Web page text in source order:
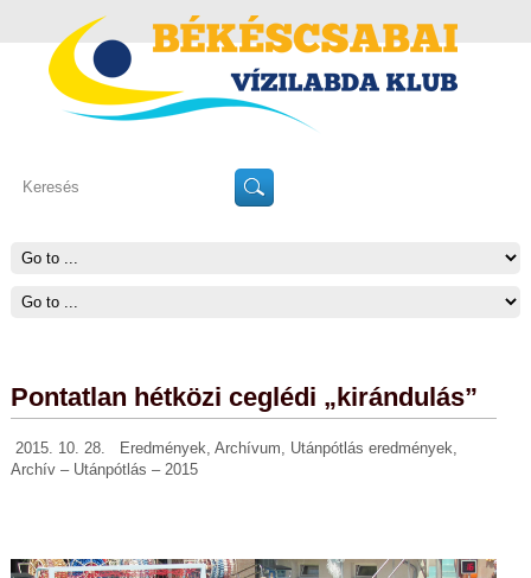
Pontatlan hétközi ceglédi „kirándulás”
2015. 10. 28. Eredmények, Archívum, Utánpótlás eredmények,
Archív – Utánpótlás – 2015